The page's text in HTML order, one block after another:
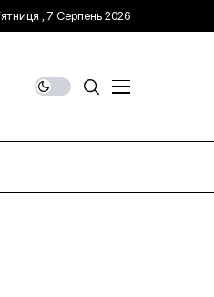
, 7 Серпень 2026